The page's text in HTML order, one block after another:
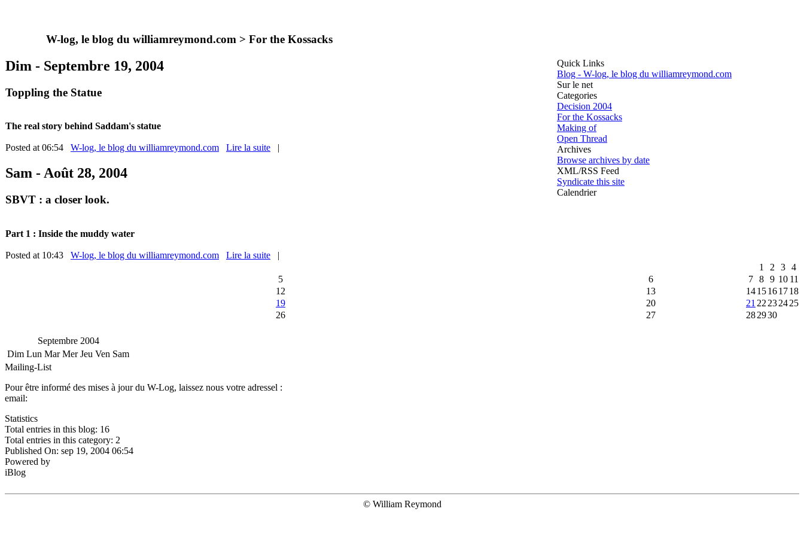
W-log, le blog du williamreymond.com > For the Kossacks
Dim - Septembre 19, 2004
Toppling the Statue
The real story behind Saddam's statue
Posted at 06:54 W-log, le blog du williamreymond.com Lire la suite |
Sam - Août 28, 2004
SBVT : a closer look.
Part 1 : Inside the muddy water
Posted at 10:43 W-log, le blog du williamreymond.com Lire la suite |
Quick Links
Blog - W-log, le blog du williamreymond.com
Sur le net
Categories
Decision 2004
For the Kossacks
Making of
Open Thread
Archives
Browse archives by date
XML/RSS Feed
Syndicate this site
Calendrier
1 2 3 4
5
6 7 8 9 10 11
12
13 1415161718
19
20 21 22 232425
26
27 282930
Septembre 2004
Dim Lun Mar Mer Jeu Ven Sam
Mailing-List
Pour être informé des mises à jour du W-Log, laissez nous votre adressel :
email:
Statistics
Total entries in this blog: 16
Total entries in this category: 2
Published On: sep 19, 2004 06:54
Powered by
iBlog
© William Reymond